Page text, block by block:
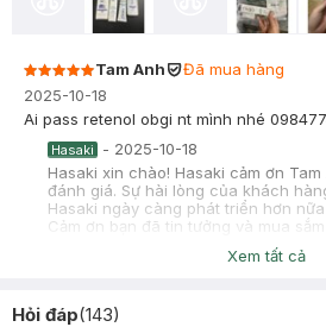
Tam Anh
Đã mua hàng
2025-10-18
Ai pass retenol obgi nt mình nhé
Hasaki - 2025-10-18
Hasaki xin chào! Hasaki cảm ơn
đánh giá. Sự hài lòng của khách
Hasaki ngày càng phát triển hơn
Cảm ơn bạn đã tin tưởng và mua
Xem tất cả
Hỏi đáp(143)